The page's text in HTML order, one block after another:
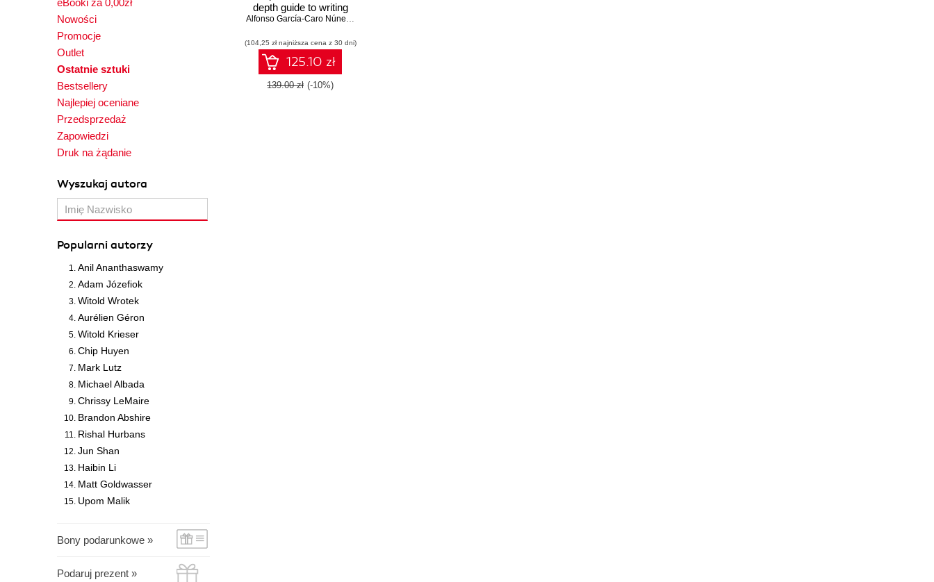
eBooki za 0,00zł
Nowości
Promocje
Outlet
Ostatnie sztuki
Bestsellery
Najlepiej oceniane
Przedsprzedaż
Zapowiedzi
Druk na żądanie
Wyszukaj autora
Popularni autorzy
Anil Ananthaswamy
Adam Józefiok
Witold Wrotek
Aurélien Géron
Witold Krieser
Chip Huyen
Mark Lutz
Michael Albada
Chrissy LeMaire
Brandon Abshire
Rishal Hurbans
Jun Shan
Haibin Li
Matt Goldwasser
Upom Malik
Bony podarunkowe »
Podaruj prezent »
depth guide to writing
functional programsAlfonso García-Caro Núnez
,
(104,25 zł najniższa cena z 30 dni)
125.10 zł
139.00 zł (-10%)